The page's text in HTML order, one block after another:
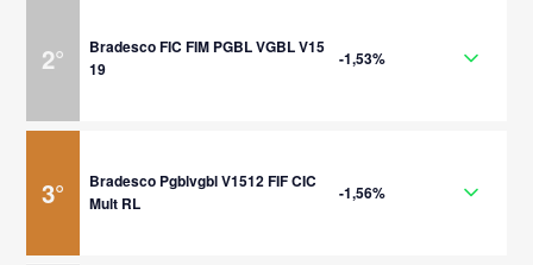
2°
Bradesco FIC FIM PGBL VGBL V15
19
-1,53%
3°
Bradesco Pgblvgbl V1512 FIF CIC
Mult RL
-1,56%